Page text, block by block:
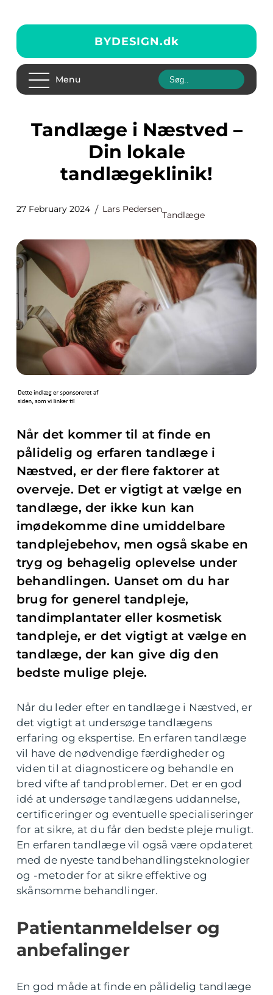
BYDESIGN.dk
Menu
Tandlæge i Næstved –
Din lokale
tandlægeklinik!
27 February 2024 Lars Pedersen
Tandlæge
Når det kommer til at finde en
pålidelig og erfaren tandlæge i
Næstved, er der flere faktorer at
overveje. Det er vigtigt at vælge en
tandlæge, der ikke kun kan
imødekomme dine umiddelbare
tandplejebehov, men også skabe en
tryg og behagelig oplevelse under
behandlingen. Uanset om du har
brug for generel tandpleje,
tandimplantater eller kosmetisk
tandpleje, er det vigtigt at vælge en
tandlæge, der kan give dig den
bedste mulige pleje.
Når du leder efter en tandlæge i Næstved, er
det vigtigt at undersøge tandlægens
erfaring og ekspertise. En erfaren tandlæge
vil have de nødvendige færdigheder og
viden til at diagnosticere og behandle en
bred vifte af tandproblemer. Det er en god
idé at undersøge tandlægens uddannelse,
certificeringer og eventuelle specialiseringer
for at sikre, at du får den bedste pleje muligt.
En erfaren tandlæge vil også være opdateret
med de nyeste tandbehandlingsteknologier
og -metoder for at sikre effektive og
skånsomme behandlinger.
Patientanmeldelser og
anbefalinger
En god måde at finde en pålidelig tandlæge